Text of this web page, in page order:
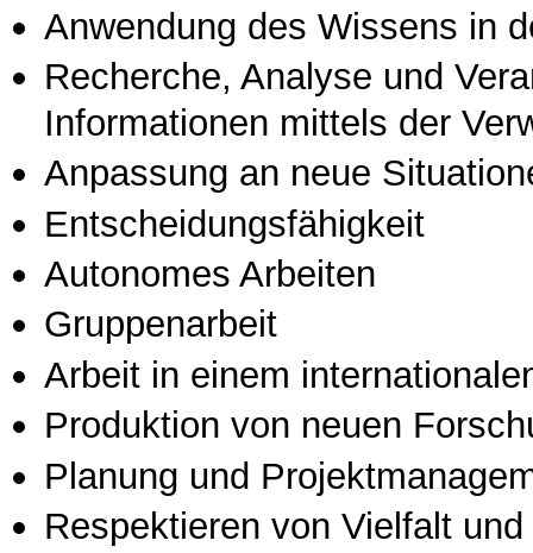
Anwendung des Wissens in
Recherche, Analyse und
Informationen mittels der
Anpassung an neue
Entscheidungsfähigkeit
Autonomes Arbeiten
Gruppenarbeit
Arbeit in einem
Produktion von neuen
Planung und
Respektieren von Vielfalt